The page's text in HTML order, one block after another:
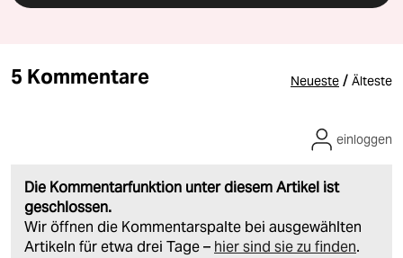
5 Kommentare Neueste / Älteste
Die Kommentarfunktion unter diesem Artikel ist
geschlossen.
Wir öffnen die Kommentarspalte bei ausgewählten
Artikeln für etwa drei Tage – hier sind sie zu finden.
einloggen